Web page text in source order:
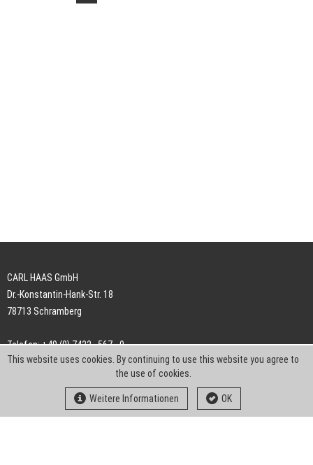
CARL HAAS GmbH
Dr.-Konstantin-Hank-Str. 18
78713 Schramberg
Telefon: +49 (0) 7422 . 567 - 0
Telefax: +49 (0) 7422 . 567 - 239
info-ch@kern-liebers.com
This website uses cookies. By continuing to use this website you agree to
the use of cookies.
Weitere Informationen OK